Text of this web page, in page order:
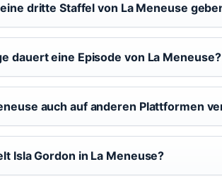
dritte Staffel von La Meneuse
dauert eine Episode von La Meneuse?
auch auf anderen Plattformen
Isla Gordon in La Meneuse?